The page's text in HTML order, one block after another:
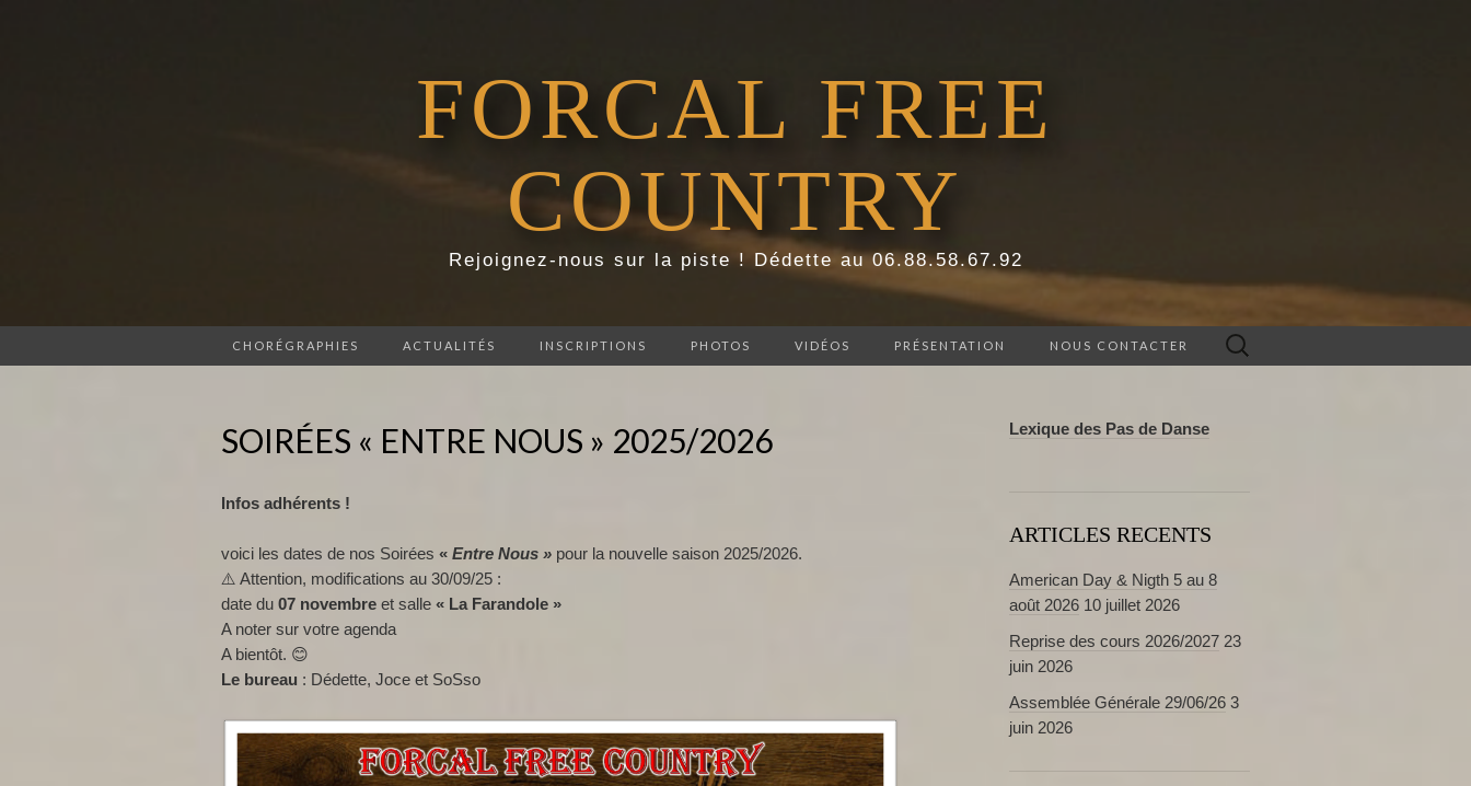
FORCAL FREE
COUNTRY
Rejoignez-nous sur la piste ! Dédette au 06.88.58.67.92
CHORÉGRAPHIES ACTUALITÉS INSCRIPTIONS PHOTOS VIDÉOS PRÉSENTATION NOUS CONTACTER Rechercher :
SOIRÉES « ENTRE NOUS » 2025/2026
Infos adhérents !
voici les dates de nos Soirées « Entre Nous » pour la nouvelle saison 2025/2026.
⚠️ Attention, modifications au 30/09/25 :
date du 07 novembre et salle « La Farandole »
A noter sur votre agenda
A bientôt. 😊
Le bureau : Dédette, Joce et SoSso
Lexique des Pas de Danse
ARTICLES RECENTS
American Day & Nigth 5 au 8
août 2026 10 juillet 2026
Reprise des cours 2026/2027 23
juin 2026
Assemblée Générale 29/06/26 3
juin 2026